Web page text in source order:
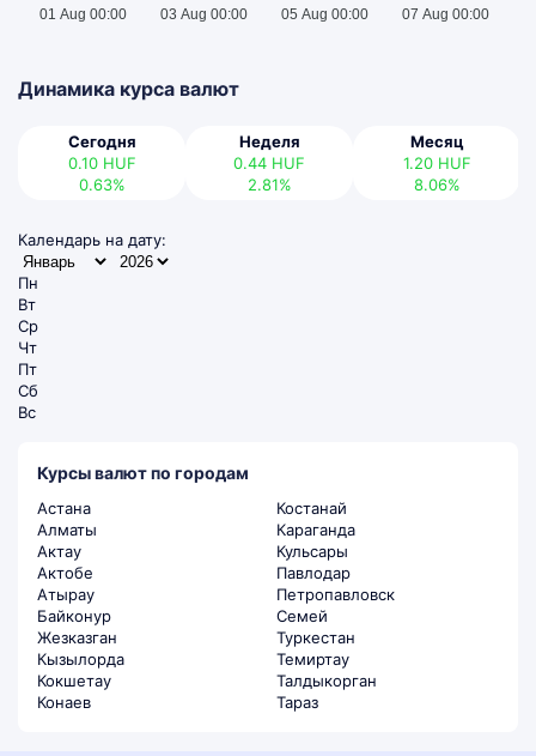
01 Aug 00:00 03 Aug 00:00 05 Aug 00:00 07 Aug 00:00
Динамика курса валют
Сегодня
0.10 HUF
0.63%
Неделя
0.44 HUF
2.81%
Месяц
1.20 HUF
8.06%
Календарь на дату:
Пн
Вт
Ср
Чт
Пт
Сб
Вс
Курсы валют по городам
Астана
Алматы
Актау
Актобе
Атырау
Байконур
Жезказган
Кызылорда
Кокшетау
Конаев
Костанай
Караганда
Кульсары
Павлодар
Петропавловск
Семей
Туркестан
Темиртау
Талдыкорган
Тараз